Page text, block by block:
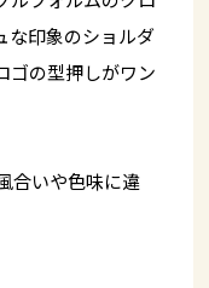
な印象のショルダ
ゴの型押しがワン
合いや色味に違